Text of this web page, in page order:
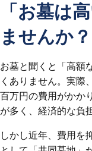
「お墓は
ませんか？
お墓と聞くと「高額
くありません。実際
百万円の費用がかか
が多く、経済的な負
しかし近年、費用を